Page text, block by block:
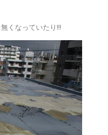
くなっていたり!!!